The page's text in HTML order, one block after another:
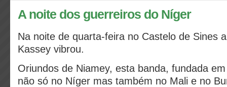
A noite dos guerreiros do Níger
Na noite de quarta-feira no Castelo de Sines
Kassey vibrou.
Oriundos de Niamey, esta banda, fundada
não só no Níger mas também no Mali e no